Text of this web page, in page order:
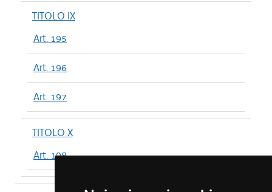
TITOLO IX
Art. 195
Art. 196
Art. 197
TITOLO X
Art. 198